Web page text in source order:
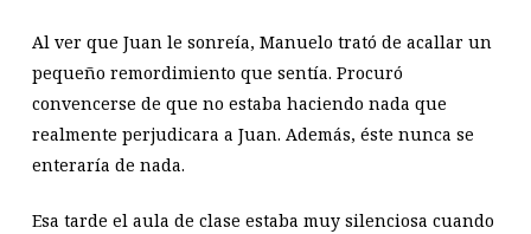
Al ver que Juan le sonreía, Manuelo trató de acallar un
pequeño remordimiento que sentía. Procuró
convencerse de que no estaba haciendo nada que
realmente perjudicara a Juan. Además, éste nunca se
enteraría de nada.
Esa tarde el aula de clase estaba muy silenciosa cuando